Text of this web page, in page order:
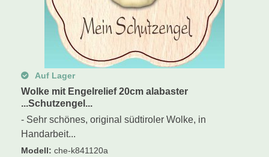
Auf Lager
Wolke mit Engelrelief 20cm alabaster
...Schutzengel...
- Sehr schönes, original südtiroler Wolke, in
Handarbeit...
Modell: che-k841120a